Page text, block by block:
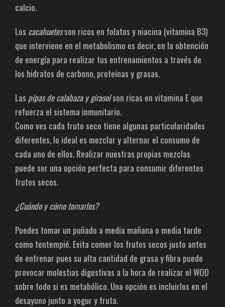
calcio.
Los cacahuetesson ricos en folatos y niacina (vitamina B3)
que interviene en el metabolismo es decir, en la obtención
de energía para realizar tus entrenamientos a través de
los hidratos de carbono, proteínas y grasas.
Las pipas de calabaza y girasolson ricas en vitamina E que
refuerza el sistema inmunitario.
Como ves cada fruto seco tiene algunas particularidades
diferentes, lo ideal es mezclar y alternar el consumo de
cada uno de ellos. Realizar nuestras propias mezclas
puede ser una opción perfecta para consumir diferentes
frutos secos.
¿Cuándo y cómo tomarlos?
Puedes tomar un puñado a media mañana o media tarde
como tentempié. Evita comer los frutos secos justo antes
de entrenar pues su alta cantidad de grasa y fibra puede
provocar molestias digestivas a la hora de realizar el WOD
sobre todo si es metabólico. Una opción es incluirlos en el
desayuno junto a yogur y fruta.